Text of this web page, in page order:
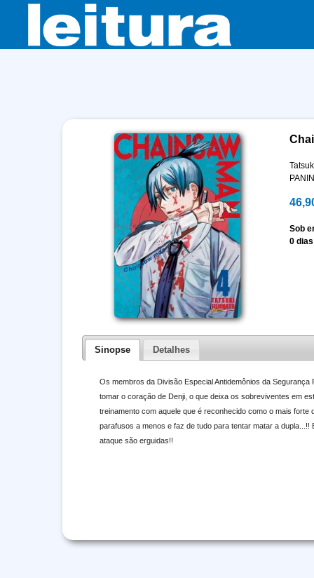
Sob
0 dias
Sinopse Detalhes
Os membros da Divisão Especial Antidemônios da
tomar o coração de Denji, o que deixa os sobreviventes em
treinamento com aquele que é reconhecido como o mais
parafusos a menos e faz de tudo para tentar matar a
ataque são erguidas!!